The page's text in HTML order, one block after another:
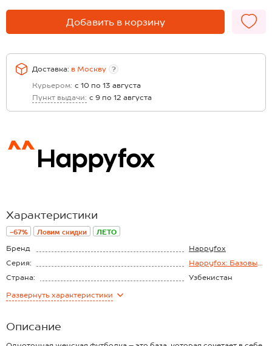
Добавить в корзину
Доставка: в Москву
?
Курьером: с 10 по 13 августа
Пункт выдачи: с 9 по 12 августа
Характеристики
-67% Ловим скидки ЛЕТО
Бренд
Happyfox
Серия:
Happyfox: Базовые
футболки
Страна:
Узбекистан
Состав:
Плотность ткани:
Развернуть характеристики
Описание